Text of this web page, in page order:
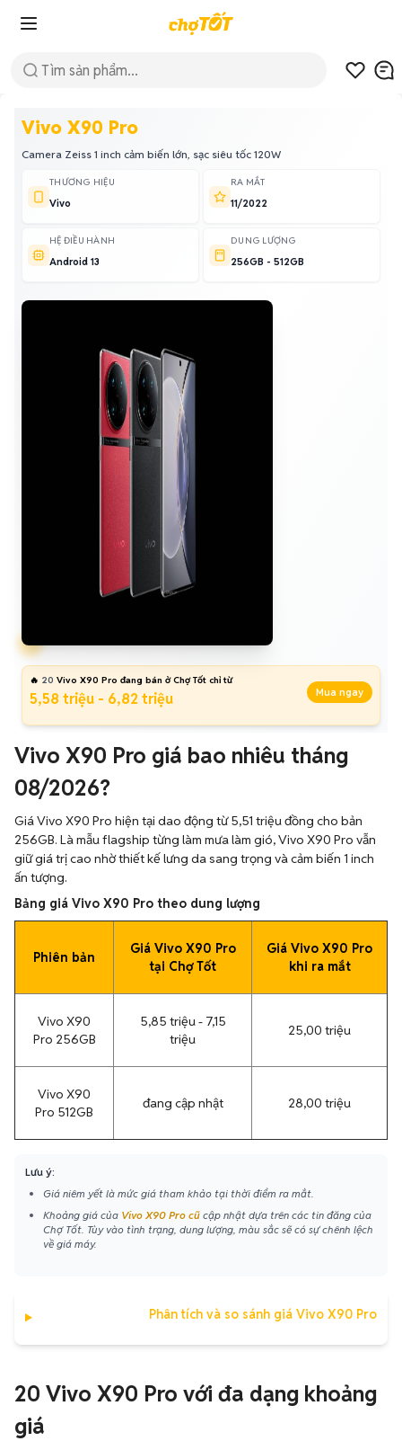
Vivo X90 Pro
Camera Zeiss 1 inch cảm biến lớn, sạc siêu tốc 120W
THƯƠNG HIỆU
Vivo
RA MẮT
11/2022
HỆ ĐIỀU HÀNH
Android 13
DUNG LƯỢNG
256GB - 512GB
🔥 20 Vivo X90 Pro đang bán ở Chợ Tốt chỉ từ
5,58 triệu - 6,82 triệu Mua ngay
Vivo X90 Pro giá bao nhiêu tháng
08/2026?
Giá Vivo X90 Pro hiện tại dao động từ 5,51 triệu đồng cho bản
256GB. Là mẫu flagship từng làm mưa làm gió, Vivo X90 Pro vẫn
giữ giá trị cao nhờ thiết kế lưng da sang trọng và cảm biến 1 inch
ấn tượng.
Bảng giá Vivo X90 Pro theo dung lượng
Phiên bản
Giá Vivo X90 Pro
tại Chợ Tốt
Giá Vivo X90 Pro
khi ra mắt
Vivo X90
Pro 256GB
5,85 triệu - 7,15
triệu
25,00 triệu
Vivo X90
Pro 512GB
đang cập nhật 28,00 triệu
Lưu ý:
Giá niêm yết là mức giá tham khảo tại thời điểm ra mắt.
Khoảng giá của Vivo X90 Pro cũ cập nhật dựa trên các tin đăng của
Chợ Tốt. Tùy vào tình trạng, dung lượng, màu sắc sẽ có sự chênh lệch
về giá máy.
Phân tích và so sánh giá Vivo X90 Pro
20 Vivo X90 Pro với đa dạng khoảng
giá